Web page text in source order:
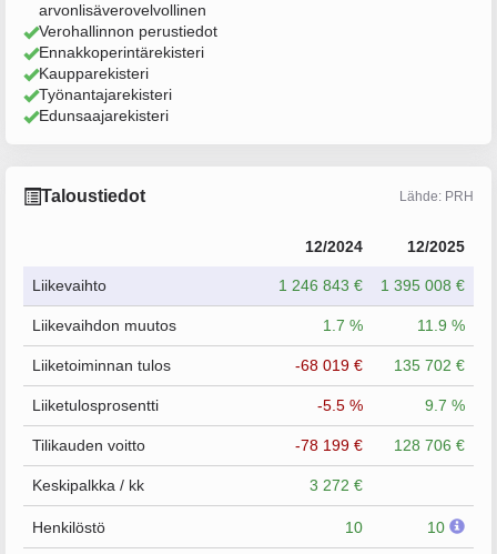
arvonlisäverovelvollinen
Verohallinnon perustiedot
Ennakkoperintärekisteri
Kaupparekisteri
Työnantajarekisteri
Edunsaajarekisteri
Taloustiedot Lähde: PRH
12/2024 12/2025
Liikevaihto 1 246 843 € 1 395 008 €
Liikevaihdon muutos 1.7 % 11.9 %
Liiketoiminnan tulos -68 019 € 135 702 €
Liiketulosprosentti -5.5 % 9.7 %
Tilikauden voitto -78 199 € 128 706 €
Keskipalkka / kk 3 272 €
Henkilöstö 10 10